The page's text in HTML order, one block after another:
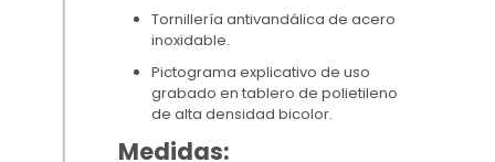
Tornillería antivandálica de acero
inoxidable.
Pictograma explicativo de uso
grabado en tablero de polietileno
de alta densidad bicolor.
Medidas: